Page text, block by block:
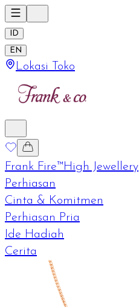
ID
EN
Lokasi Toko
Frank Fire™High Jewellery
Perhiasan
Cinta & Komitmen
Perhiasan Pria
Ide Hadiah
Cerita